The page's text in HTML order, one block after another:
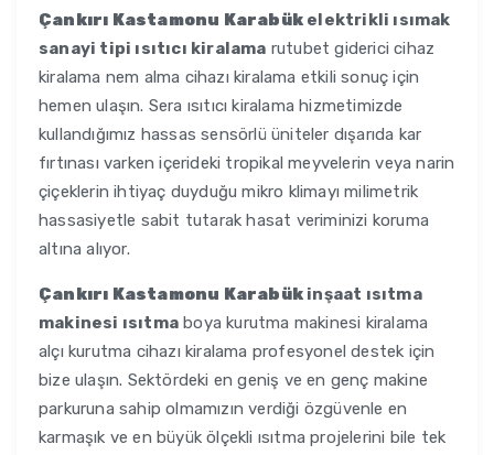
Çankırı Kastamonu Karabük elektrikli ısımak
sanayi tipi ısıtıcı kiralama rutubet giderici cihaz
kiralama nem alma cihazı kiralama etkili sonuç için
hemen ulaşın. Sera ısıtıcı kiralama hizmetimizde
kullandığımız hassas sensörlü üniteler dışarıda kar
fırtınası varken içerideki tropikal meyvelerin veya narin
çiçeklerin ihtiyaç duyduğu mikro klimayı milimetrik
hassasiyetle sabit tutarak hasat veriminizi koruma
altına alıyor.
Çankırı Kastamonu Karabük inşaat ısıtma
makinesi ısıtma boya kurutma makinesi kiralama
alçı kurutma cihazı kiralama profesyonel destek için
bize ulaşın. Sektördeki en geniş ve en genç makine
parkuruna sahip olmamızın verdiği özgüvenle en
karmaşık ve en büyük ölçekli ısıtma projelerini bile tek